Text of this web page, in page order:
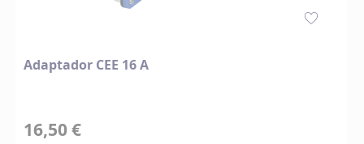
Adaptador CEE 16 A
16,50 €